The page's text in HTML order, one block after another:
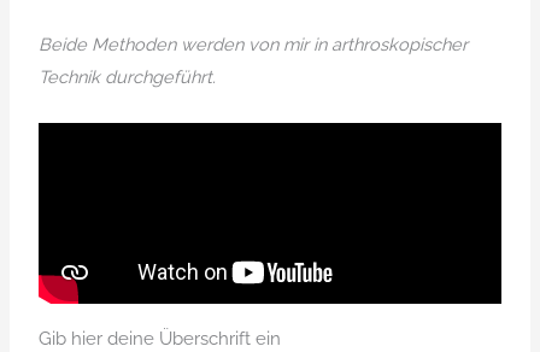
Beide Methoden werden von mir in arthroskopischer
Technik durchgeführt.
Gib hier deine Überschrift ein